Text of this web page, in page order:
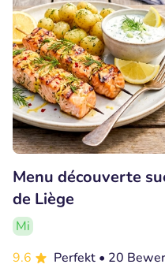
Menu découverte
de Liège
Mi
9.6
Perfekt • 20